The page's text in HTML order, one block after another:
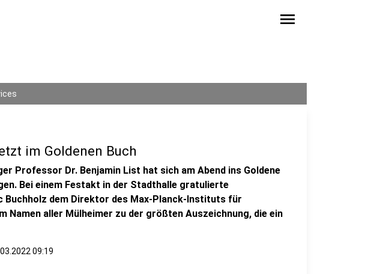
menu
im Goldenen Buch
Professor Dr. Benjamin List hat sich am Abend ins Goldene
Bei einem Festakt in der Stadthalle gratulierte
Buchholz dem Direktor des Max-Planck-Instituts für
Namen aller Mülheimer zu der größten Auszeichnung, die ein
09:19